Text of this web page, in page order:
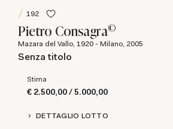
192
Pietro Consagra©
Mazara del Vallo, 1920 - Milano, 2005
Senza titolo
Stima
€ 2.500,00 / 5.000,00
DETTAGLIO LOTTO